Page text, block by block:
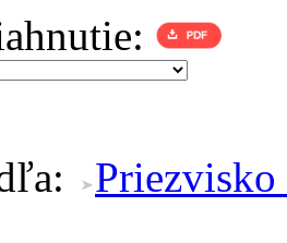
Priezvisko